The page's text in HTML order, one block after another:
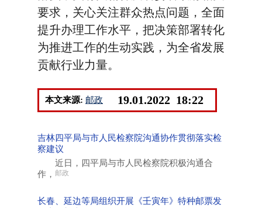
要求，关心关注群众热点问题，全面
提升办理工作水平，把决策部署转化
为推进工作的生动实践，为全省发展
贡献行业力量。
本文来源: 邮政 19.01.2022 18:22
吉林四平局与市人民检察院沟通协作贯彻落实检
察建议
近日，四平局与市人民检察院积极沟通合
作， 邮政
长春、延边等局组织开展《壬寅年》特种邮票发